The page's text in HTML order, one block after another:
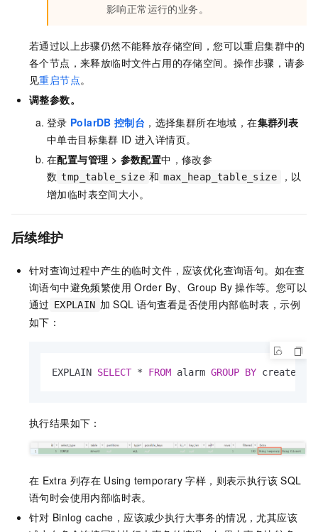
影响正常运行的业务。
若通过以上步骤仍然不能释放存储空间，您可以重启集群中的
各个节点，来释放临时文件占用的存储空间。操作步骤，请参
见重启节点。
调整参数。
登录 PolarDB 控制台 ，选择集群所在地域，在集群列表
中单击目标集群 ID 进入详情页。
在配置与管理 > 参数配置中，修改参
数 tmp_table_size 和 max_heap_table_size
，以
增加临时表空间大小。
后续维护
针对查询过程中产生的临时文件，应该优化查询语句。如在查
询语句中避免频繁使用 Order By、Group By 操作等。您可以
通过 EXPLAIN 加 SQL 语句查看是否使用内部临时表，示例
如下：
EXPLAIN SELECT * FROM alarm GROUP BY
执行结果如下：
在 Extra 列存在 Using temporary 字样，则表示执行该 SQL
语句时会使用内部临时表。
针对 Binlog cache，应该减少执行大事务的情况，尤其应该